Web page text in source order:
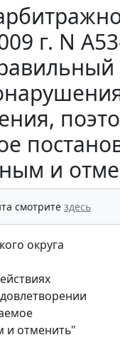
г. N
и
смотрите здесь
округа
и отменить"